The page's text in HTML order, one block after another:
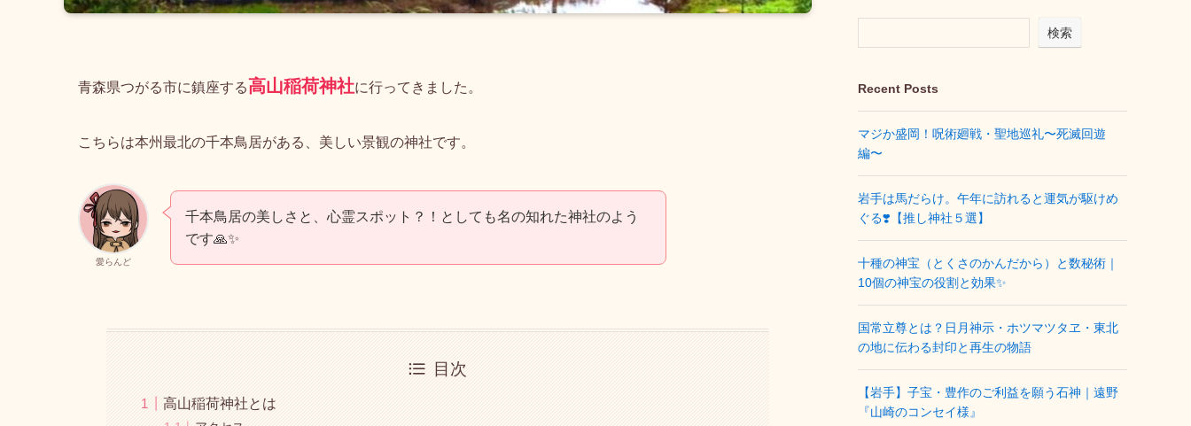
青森県つがる市に鎮座する高山稲荷神社に行ってきました。
こちらは本州最北の千本鳥居がある、美しい景観の神社です。
愛らんど
千本鳥居の美しさと、心霊スポット？！としても名の知れた神社のよう
です🙏✨
検索
Recent Posts
マジか盛岡！呪術廻戦・聖地巡礼〜死滅回遊
編〜
岩手は馬だらけ。午年に訪れると運気が駆けめ
ぐる❣️【推し神社５選】
十種の神宝（とくさのかんだから）と数秘術｜
10個の神宝の役割と効果✨
国常立尊とは？日月神示・ホツマツタヱ・東北
の地に伝わる封印と再生の物語
【岩手】子宝・豊作のご利益を願う石神｜遠野
『山崎のコンセイ様』